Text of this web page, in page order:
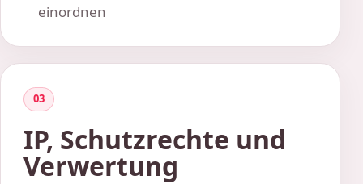
einordnen
03
IP, Schutzrechte und
Verwertung